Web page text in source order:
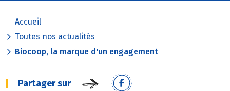
Accueil
Toutes nos actualités
Biocoop, la marque d'un engagement
Partager sur